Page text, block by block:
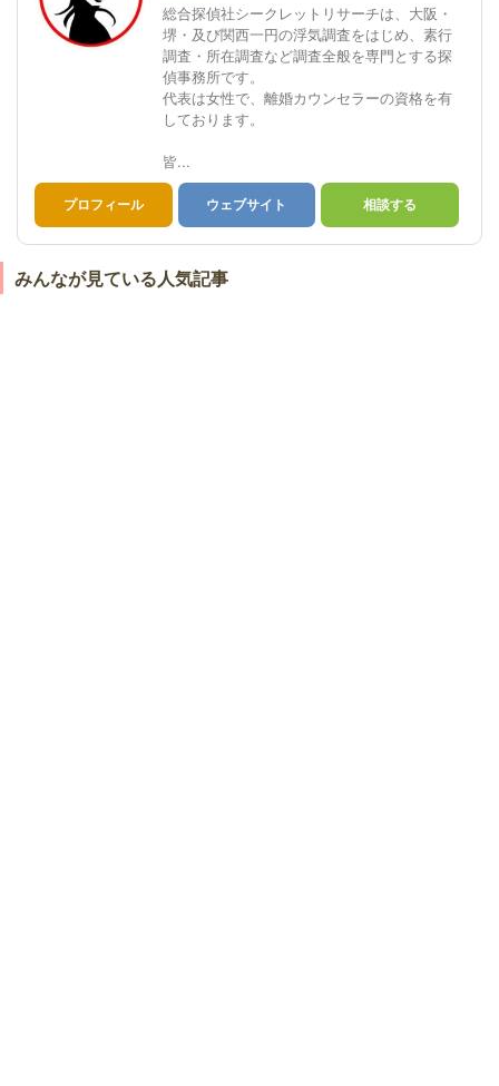
総合探偵社シークレットリサーチは、大阪・
堺・及び関西一円の浮気調査をはじめ、素行
調査・所在調査など調査全般を専門とする探
偵事務所です。
代表は女性で、離婚カウンセラーの資格を有
しております。
皆...
プロフィール ウェブサイト 相談する
みんなが見ている人気記事